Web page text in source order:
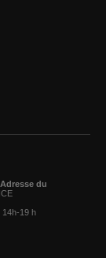
Adresse du
14h-19 h